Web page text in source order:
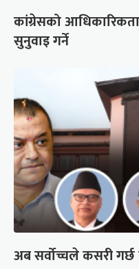
कांग्रेसको
सुनुवाइ गर्ने
अब सर्वोच्चले कसरी